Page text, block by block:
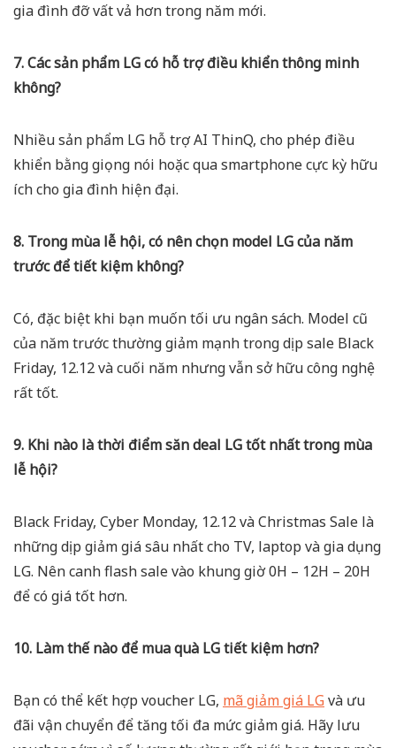
gia đình đỡ vất vả hơn trong năm mới.
7. Các sản phẩm LG có hỗ trợ điều khiển thông minh
không?
Nhiều sản phẩm LG hỗ trợ AI ThinQ, cho phép điều
khiển bằng giọng nói hoặc qua smartphone cực kỳ hữu
ích cho gia đình hiện đại.
8. Trong mùa lễ hội, có nên chọn model LG của năm
trước để tiết kiệm không?
Có, đặc biệt khi bạn muốn tối ưu ngân sách. Model cũ
của năm trước thường giảm mạnh trong dịp sale Black
Friday, 12.12 và cuối năm nhưng vẫn sở hữu công nghệ
rất tốt.
9. Khi nào là thời điểm săn deal LG tốt nhất trong mùa
lễ hội?
Black Friday, Cyber Monday, 12.12 và Christmas Sale là
những dịp giảm giá sâu nhất cho TV, laptop và gia dụng
LG. Nên canh flash sale vào khung giờ 0H – 12H – 20H
để có giá tốt hơn.
10. Làm thế nào để mua quà LG tiết kiệm hơn?
Bạn có thể kết hợp voucher LG, mã giảm giá LGvà ưu
đãi vận chuyển để tăng tối đa mức giảm giá. Hãy lưu